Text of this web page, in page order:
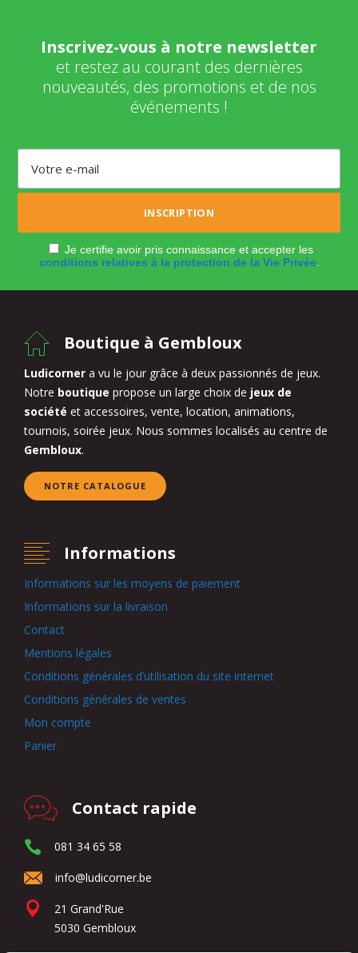
Inscrivez-vous à notre newsletter
et restez au courant des dernières
nouveautés, des promotions et de nos
événements !
Je certifie avoir pris connaissance et accepter les
conditions relatives à la protection de la Vie Privée.
Boutique à Gembloux
Ludicorner a vu le jour grâce à deux passionnés de jeux.
Notre boutique propose un large choix de jeux de
société et accessoires, vente, location, animations,
tournois, soirée jeux. Nous sommes localisés au centre de
Gembloux.
NOTRE CATALOGUE
Informations
Informations sur les moyens de paiement
Informations sur la livraison
Contact
Mentions légales
Conditions générales d’utilisation du site internet
Conditions générales de ventes
Mon compte
Panier
Contact rapide
081 34 65 58
info@ludicorner.be
21 Grand'Rue
5030 Gembloux